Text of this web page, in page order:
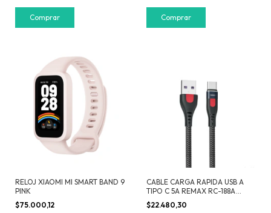
RELOJ XIAOMI MI SMART BAND 9
PINK
$75.000,12
CABLE CARGA RAPIDA USB A
TIPO C 5A REMAX RC-188A
NEGRO
$22.480,30